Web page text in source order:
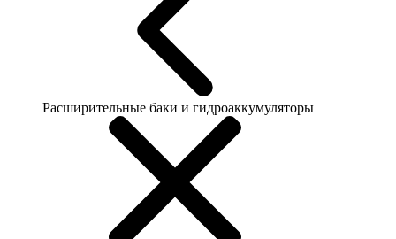
Расширительные баки и гидроаккумуляторы